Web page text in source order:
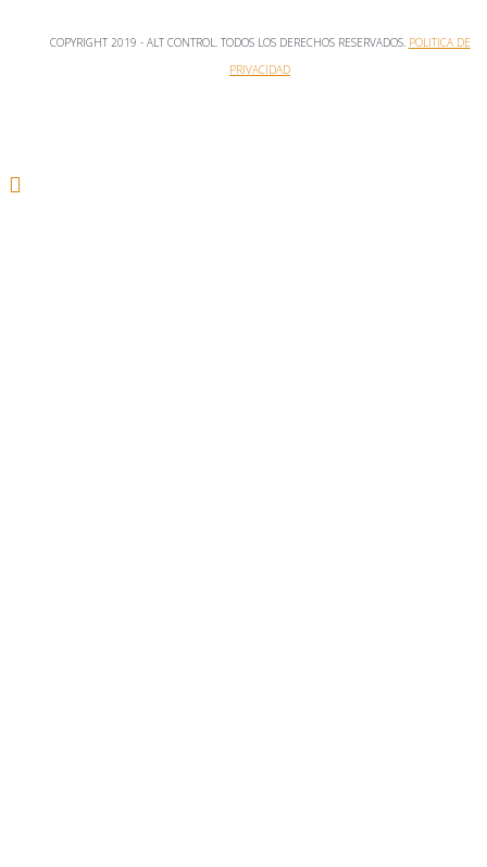
COPYRIGHT 2019 - ALT CONTROL. TODOS LOS DERECHOS RESERVADOS. POLITICA DE
PRIVACIDAD